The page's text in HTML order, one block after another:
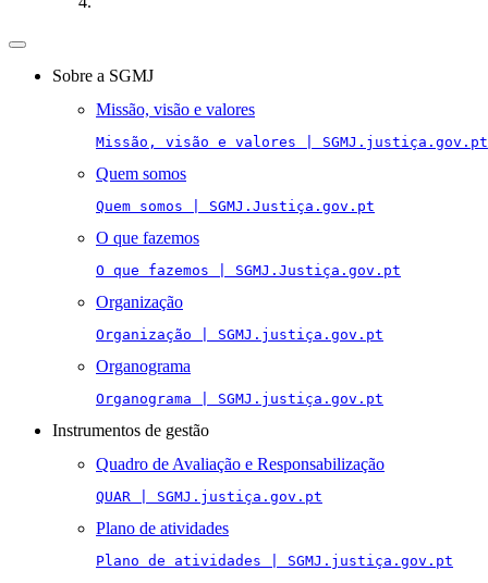
Toggle
navigationSobre a SGMJ
Missão, visão e valores
Missão, visão e valores | SGMJ.justiça.gov.pt
Quem somos
Quem somos | SGMJ.Justiça.gov.pt
O que fazemos
O que fazemos | SGMJ.Justiça.gov.pt
Organização
Organização | SGMJ.justiça.gov.pt
Organograma
Organograma | SGMJ.justiça.gov.pt
Instrumentos de gestão
Quadro de Avaliação e Responsabilização
QUAR | SGMJ.justiça.gov.pt
Plano de atividades
Plano de atividades | SGMJ.justiça.gov.pt